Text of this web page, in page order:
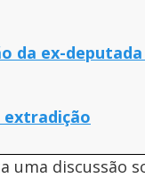
da ex-deputada
extradição
uma discussão